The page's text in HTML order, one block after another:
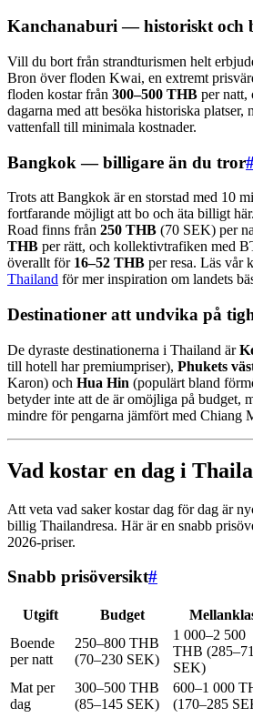
Kanchanaburi — historiskt och
Vill du bort från strandturismen helt
Bron över floden Kwai, en extremt
floden kostar från 300–500 THB per natt,
dagarna med att besöka historiska platser,
vattenfall till minimala kostnader.
Bangkok — billigare än du tror
Trots att Bangkok är en storstad med 10
fortfarande möjligt att bo och äta billigt
Road finns från 250 THB (70 SEK) per
THB per rätt, och kollektivtrafiken med
överallt för 16–52 THB per resa. Läs vår
Thailand för mer inspiration om landets
Destinationer att undvika på
De dyraste destinationerna i Thailand är
till hotell har premiumpriser), Phukets
Karon) och Hua Hin (populärt bland
betyder inte att de är omöjliga på budget,
mindre för pengarna jämfört med Chiang
Vad kostar en dag i
Att veta vad saker kostar dag för dag är
billig Thailandresa. Här är en snabb
2026-priser.
Snabb prisöversikt#
Utgift Budget
Boende
per natt
250–800 THB
(70–230 SEK)
1 000–2 500
THB
SEK)
Mat per
dag
300–500 THB
(85–145 SEK)
600–1 000
(170–285